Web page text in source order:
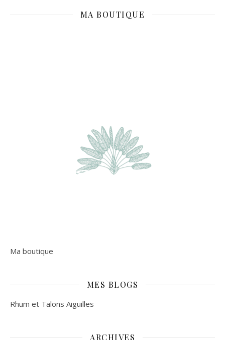
MA BOUTIQUE
Ma boutique
MES BLOGS
Rhum et Talons Aiguilles
ARCHIVES